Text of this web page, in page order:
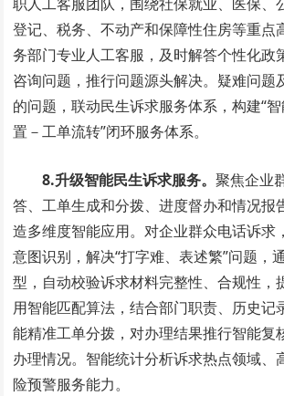
职人工客服团队，围绕社保就业、医保、
登记、税务、不动产和保障性住房等重点
务部门专业人工客服，及时解答个性化政
咨询问题，推行问题源头解决。疑难问题
的问题，联动民生诉求服务体系，构建“
置－工单流转”闭环服务体系。
8.升级智能民生诉求服务。聚焦企业
答、工单生成和分拨、进度督办和情况报
造多维度智能应用。对企业群众电话诉求
意图识别，解决“打字难、表述繁”问题，
型，自动校验诉求材料完整性、合规性，
用智能匹配算法，结合部门职责、历史记
能精准工单分拨，对办理结果推行智能复
办理情况。智能统计分析诉求热点领域、
险预警服务能力。